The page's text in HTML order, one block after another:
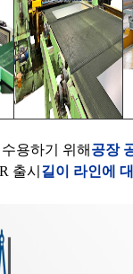
용하기 위해 공장
출시 길이 라인에